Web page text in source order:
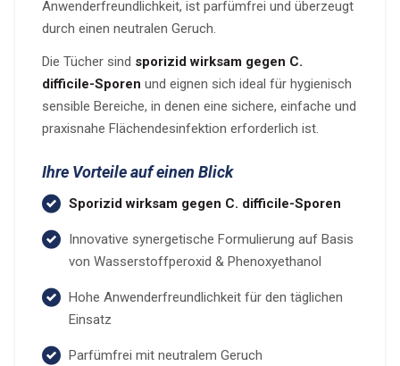
Anwenderfreundlichkeit, ist parfümfrei und überzeugt
durch einen neutralen Geruch.
Die Tücher sind sporizid wirksam gegen C.
difficile-Sporen und eignen sich ideal für hygienisch
sensible Bereiche, in denen eine sichere, einfache und
praxisnahe Flächendesinfektion erforderlich ist.
Ihre Vorteile auf einen Blick
Sporizid wirksam gegen C. difficile-Sporen
Innovative synergetische Formulierung auf Basis
von Wasserstoffperoxid & Phenoxyethanol
Hohe Anwenderfreundlichkeit für den täglichen
Einsatz
Parfümfrei mit neutralem Geruch